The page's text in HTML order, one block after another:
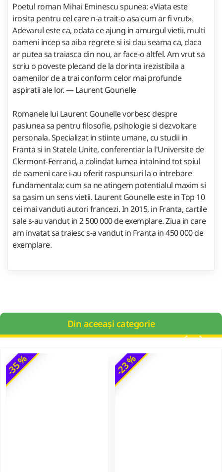
Poetul roman Mihai Eminescu spunea: «Viata este
irosita pentru cel care n-a trait-o asa cum ar fi vrut».
Adevarul este ca, odata ce ajung in amurgul vietii, multi
oameni incep sa aiba regrete si isi dau seama ca, daca
ar putea sa traiasca din nou, ar face-o altfel. Am vrut sa
scriu o poveste plecand de la dorinta irezistibila a
oamenilor de a trai conform celor mai profunde
aspiratii ale lor. — Laurent Gounelle
Romanele lui Laurent Gounelle vorbesc despre
pasiunea sa pentru filosofie, psihologie si dezvoltare
personala. Specializat in stiinte umane, cu studii in
Franta si in Statele Unite, conferentiar la l'Universite de
Clermont-Ferrand, a colindat lumea intalnind tot soiul
de oameni care i-au oferit raspunsuri la o intrebare
fundamentala: cum sa ne atingem potentialul maxim si
sa gasim un sens vietii. Laurent Gounelle este in Top 10
cei mai vanduti autori francezi. In 2015, in Franta, cartile
sale s-au vandut in 2 500 000 de exemplare. Ziua in care
am invatat sa traiesc s-a vandut in Franta in 450 000 de
exemplare.
Din aceeași categorie
-35 % -23 %